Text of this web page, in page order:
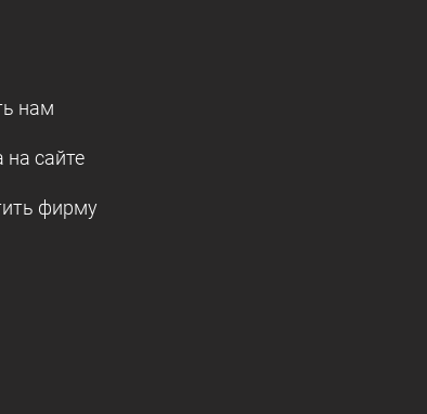
нам
на сайте
фирму